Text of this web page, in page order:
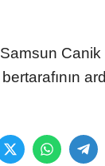
Samsun Canik
bertarafının